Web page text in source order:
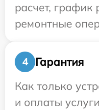
расчет, график
ремонтные
4
Гарантия
Как только
и оплаты